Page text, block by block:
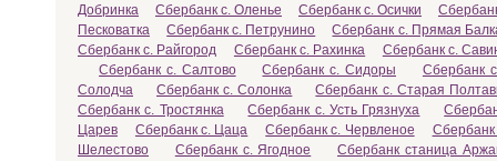
Добринка
Сбербанк с. Оленье Сбербанк с. Осички
Песковатка
Сбербанк с. Петрунино
Сбербанк с. Прямая
Сбербанк с. Райгород
Сбербанк с. Рахинка
Сбербанк с.
Сбербанк с. Салтово
Сбербанк с. Сидоры
Сбербанк
Солодча
Сбербанк с. Солонка
Сбербанк с. Старая
Сбербанк с. Тростянка
Сбербанк с. Усть Грязнуха
Царев
Сбербанк с. Цаца Сбербанк с. Червленое
Сбербанк
Шелестово
Сбербанк с. Ягодное
Сбербанк станица